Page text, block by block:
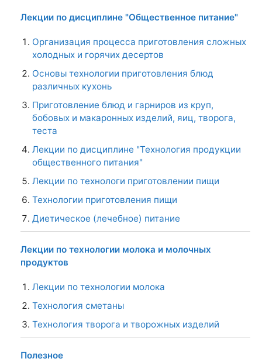
Лекции по дисциплине "Общественное питание"
Организация процесса приготовления сложных
холодных и горячих десертов
Основы технологии приготовления блюд
различных кухонь
Приготовление блюд и гарниров из круп,
бобовых и макаронных изделий, яиц, творога,
теста
Лекции по дисциплине "Технология продукции
общественного питания"
Лекции по технологи приготовлении пищи
Технологии приготовления пищи
Диетическое (лечебное) питание
Лекции по технологии молока и молочных
продуктов
Лекции по технологии молока
Технология сметаны
Технология творога и творожных изделий
Полезное